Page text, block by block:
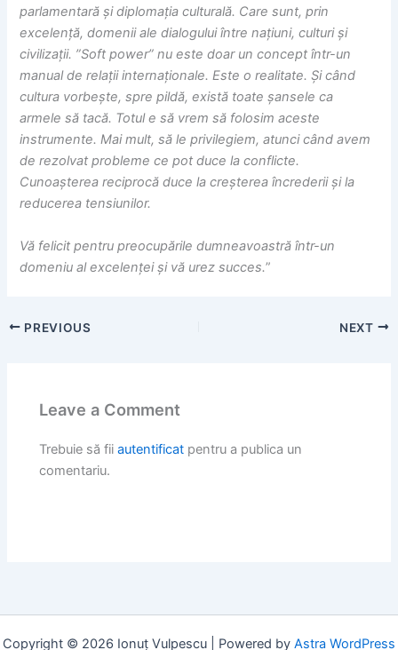
parlamentară și diplomația culturală. Care sunt, prin
excelență, domenii ale dialogului între națiuni, culturi și
civilizații. ”Soft power” nu este doar un concept într-un
manual de relații internaționale. Este o realitate. Și când
cultura vorbește, spre pildă, există toate șansele ca
armele să tacă. Totul e să vrem să folosim aceste
instrumente. Mai mult, să le privilegiem, atunci când avem
de rezolvat probleme ce pot duce la conflicte.
Cunoașterea reciprocă duce la creșterea încrederii și la
reducerea tensiunilor.
Vă felicit pentru preocupările dumneavoastră într-un
domeniu al excelenței și vă urez succes.”
PREVIOUS NEXT
Leave a Comment
Trebuie să fiiautentificat pentru a publica un
comentariu.
Copyright © 2026 Ionuț Vulpescu | Powered by Astra WordPress